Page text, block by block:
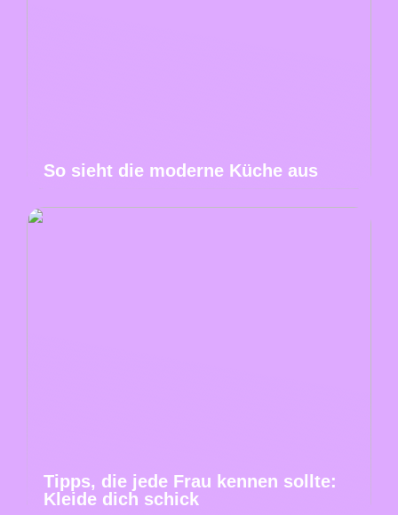
So sieht die moderne Küche aus
Tipps, die jede Frau kennen sollte:
Kleide dich schick